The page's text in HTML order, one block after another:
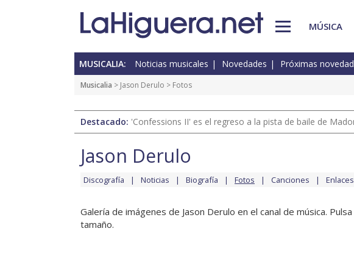
MÚSICA
MUSICALIA: Noticias musicales Novedades Próximas
Musicalia > Jason Derulo > Fotos
Destacado: 'Confessions II' es el regreso a la pista de baile de
Jason Derulo
Discografía Noticias Biografía Fotos Canciones Enlaces
Galería de imágenes de Jason Derulo en el canal de música.
tamaño.